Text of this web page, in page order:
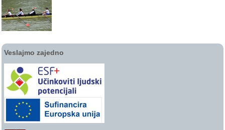
Veslajmo zajedno